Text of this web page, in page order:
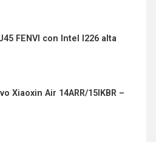
FENVI con Intel I226 alta
Xiaoxin Air 14ARR/15IKBR –